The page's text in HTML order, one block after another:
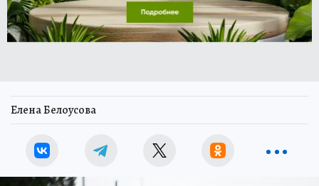
Елена Белоусова